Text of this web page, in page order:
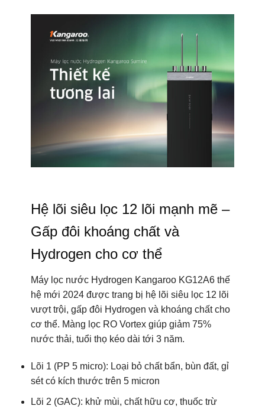
Hệ lõi siêu lọc 12 lõi mạnh mẽ –
Gấp đôi khoáng chất và
Hydrogen cho cơ thể
Máy lọc nước Hydrogen Kangaroo KG12A6 thế
hệ mới 2024 được trang bị hệ lõi siêu lọc 12 lõi
vượt trội, gấp đôi Hydrogen và khoáng chất cho
cơ thể. Màng lọc RO Vortex giúp giảm 75%
nước thải, tuổi thọ kéo dài tới 3 năm.
Lõi 1 (PP 5 micro): Loại bỏ chất bẩn, bùn đất, gỉ
sét có kích thước trên 5 micron
Lõi 2 (GAC): khử mùi, chất hữu cơ, thuốc trừ